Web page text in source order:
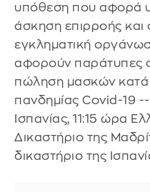
υπόθεση που αφορά
άσκηση επιρροής και
εγκληματική
αφορούν παράτυπες
πώληση μασκών κατά
πανδημίας Covid-19 --
Ισπανίας, 11:15 ώρα
Δικαστήριο της
δικαστήριο της